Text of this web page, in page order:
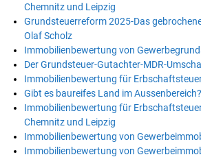
Chemnitz und Leipzig
Grundsteuerreform 2025-Das
Olaf Scholz
Immobilienbewertung von
Der Grundsteuer-Gutachter-MDR-
Immobilienbewertung für
Gibt es baureifes Land im Aussenbereich?
Immobilienbewertung für
Chemnitz und Leipzig
Immobilienbewertung von
Immobilienbewertung von